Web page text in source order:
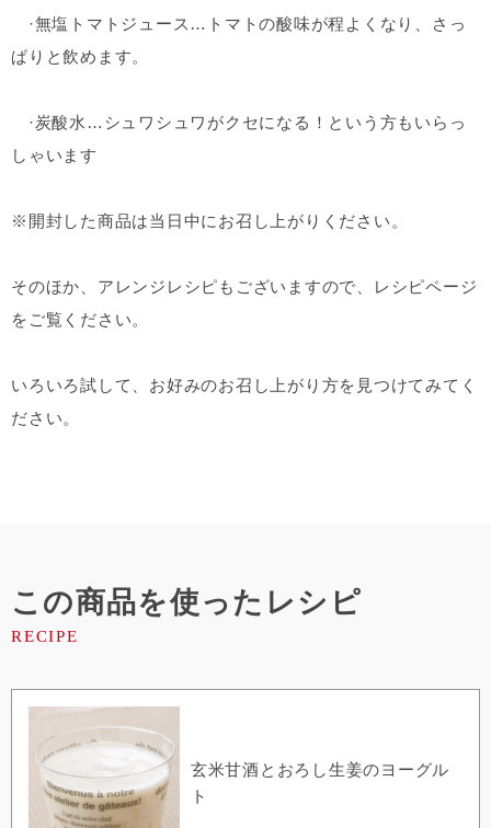
·無塩トマトジュース…トマトの酸味が程よくなり、さっ
ぱりと飲めます。
·炭酸水…シュワシュワがクセになる！という方もいらっ
しゃいます
※開封した商品は当日中にお召し上がりください。
そのほか、アレンジレシピもございますので、レシピページ
をご覧ください。
いろいろ試して、お好みのお召し上がり方を見つけてみてく
ださい。
この商品を使ったレシピ
玄米甘酒とおろし生姜のヨーグル
ト